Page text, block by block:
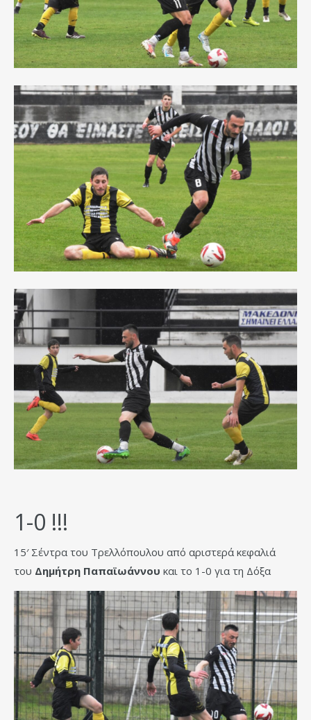
1-0 !!!
15′ Σέντρα του Τρελλόπουλου από αριστερά κεφαλιά
του Δημήτρη Παπαϊωάννου και το 1-0 για τη Δόξα